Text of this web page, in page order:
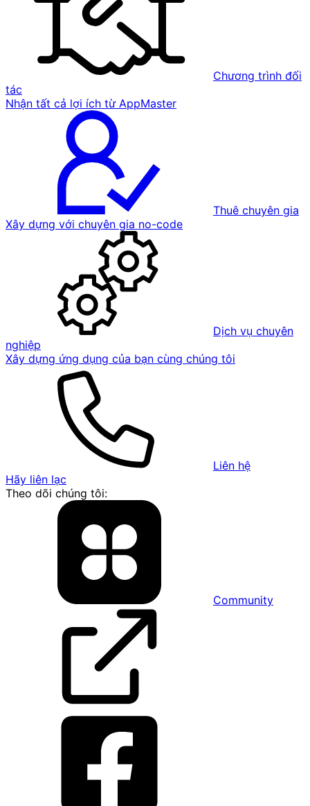
Chương trình đối
tác
Nhận tất cả lợi ích từ AppMaster
Thuê chuyên gia
Xây dựng với chuyên gia no-code
Dịch vụ chuyên
nghiệp
Xây dựng ứng dụng của bạn cùng chúng tôi
Liên hệ
Hãy liên lạc
Theo dõi chúng tôi:
Community